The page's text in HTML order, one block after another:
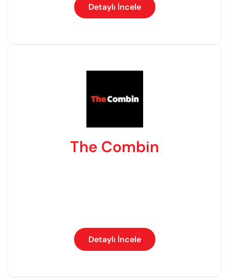
Detaylı İncele
The Combin
Detaylı İncele